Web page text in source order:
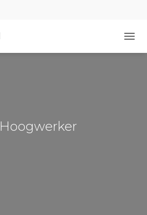
Hoogwerker